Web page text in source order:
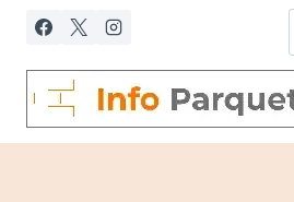
Saltar
contenido